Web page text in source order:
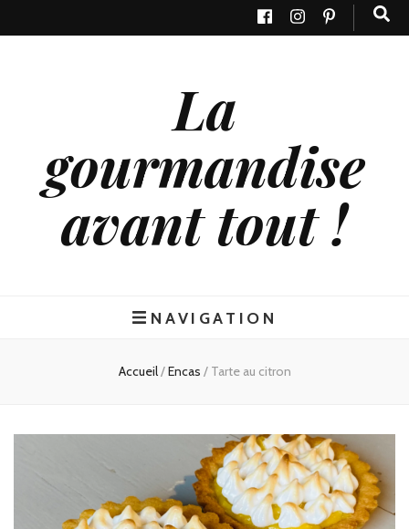
La
gourmandise
avant tout !
NAVIGATION
Accueil/Encas / Tarte au citron